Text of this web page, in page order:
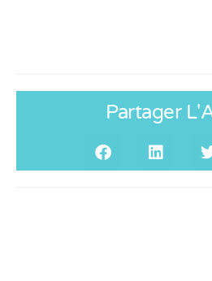
Partager